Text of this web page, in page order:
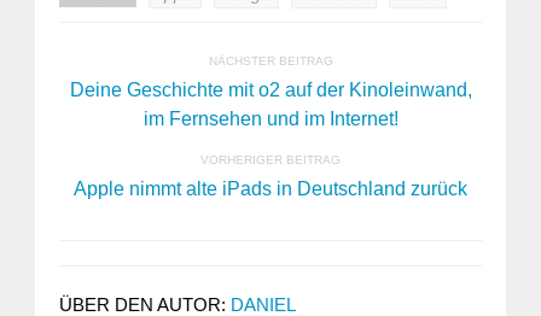
NÄCHSTER BEITRAG
Deine Geschichte mit o2 auf der Kinoleinwand,
im Fernsehen und im Internet!
VORHERIGER BEITRAG
Apple nimmt alte iPads in Deutschland zurück
ÜBER DEN AUTOR: DANIEL